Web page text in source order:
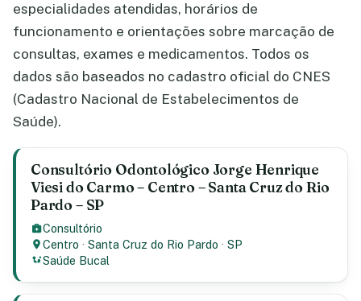
especialidades atendidas, horários de
funcionamento e orientações sobre marcação de
consultas, exames e medicamentos. Todos os
dados são baseados no cadastro oficial do CNES
(Cadastro Nacional de Estabelecimentos de
Saúde).
Consultório Odontológico Jorge Henrique
Viesi do Carmo – Centro – Santa Cruz do Rio
Pardo – SP
Consultório
Centro ·Santa Cruz do Rio Pardo ·SP
Saúde Bucal